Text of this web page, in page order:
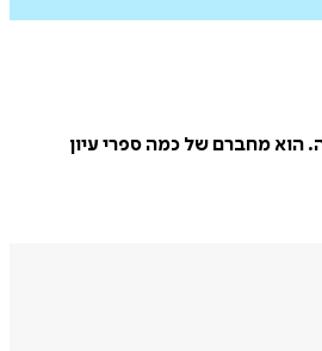
העיתונאי הסקוטי הצעיר של השנה. הוא מחברם של כמה ספרי עיון